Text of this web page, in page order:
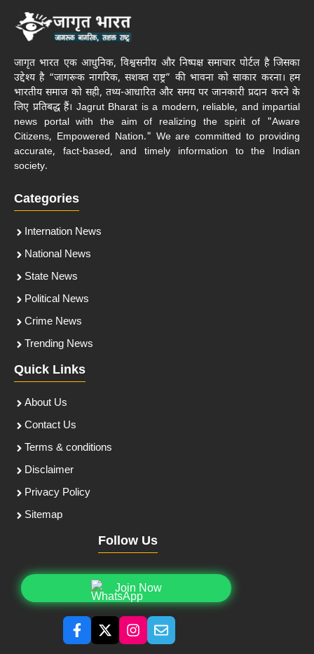
जागृत भारत एक आधुनिक, विश्वसनीय और निष्पक्ष समाचार पोर्टल है जिसका
उद्देश्य है “जागरूक नागरिक, सशक्त राष्ट्र” की भावना को साकार करना। हम
भारतीय समाज को सही, तथ्य-आधारित और समय पर जानकारी प्रदान करने के
लिए प्रतिबद्ध हैं। Jagrut Bharat is a modern, reliable, and impartial
news portal with the aim of realizing the spirit of "Aware
Citizens, Empowered Nation." We are committed to providing
accurate, fact-based, and timely information to the Indian
society.
Categories
Internation News
National News
State News
Political News
Crime News
Trending News
Quick Links
About Us
Contact Us
Terms & conditions
Disclaimer
Privacy Policy
Sitemap
Follow Us
Join Now